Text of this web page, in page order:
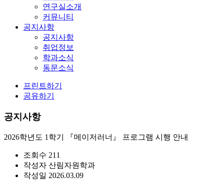
연구실소개
커뮤니티
공지사항
공지사항
취업정보
학과소식
동문소식
프린트하기
공유하기
공지사항
2026학년도 1학기 『메이저러너』 프로그램 시행 안내
조회수 211
작성자 산림자원학과
작성일 2026.03.09